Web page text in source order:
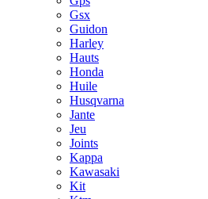
Gsx
Guidon
Harley
Hauts
Honda
Huile
Husqvarna
Jante
Jeu
Joints
Kappa
Kawasaki
Kit